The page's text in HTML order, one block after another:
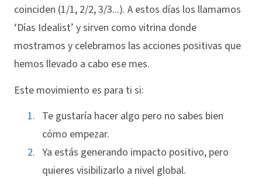
coinciden (1/1, 2/2, 3/3...). A estos días los llamamos
‘Días Idealist’ y sirven como vitrina donde
mostramos y celebramos las acciones positivas que
hemos llevado a cabo ese mes.
Este movimiento es para ti si:
Te gustaría hacer algo pero no sabes bien
cómo empezar.
Ya estás generando impacto positivo, pero
quieres visibilizarlo a nivel global.